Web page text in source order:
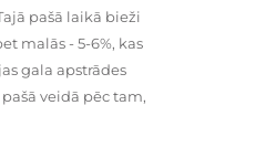
pašā laikā bieži
malās - 5-6%, kas
gala apstrādes
veidā pēc tam,